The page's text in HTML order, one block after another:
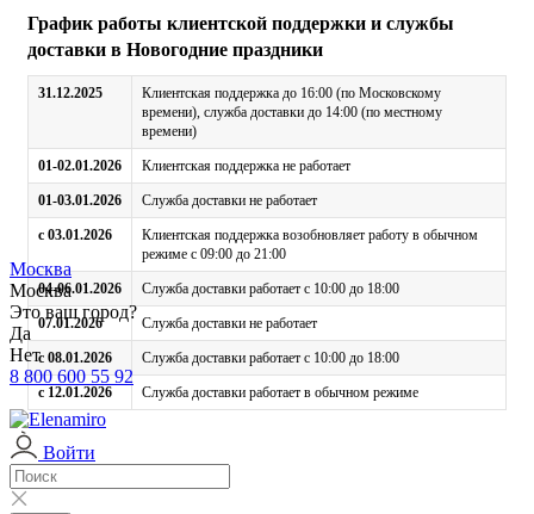
График работы клиентской поддержки и службы
доставки в Новогодние праздники
31.12.2025
Клиентская поддержка до 16:00 (по Московскому
времени), служба доставки до 14:00 (по местному
времени)
01-02.01.2026 Клиентская поддержка не работает
01-03.01.2026 Служба доставки не работает
с 03.01.2026
Клиентская поддержка возобновляет работу в обычном
режиме с 09:00 до 21:00
04-06.01.2026 Служба доставки работает с 10:00 до 18:00
07.01.2026 Служба доставки не работает
с 08.01.2026 Служба доставки работает с 10:00 до 18:00
с 12.01.2026 Служба доставки работает в обычном режиме
Москва
Москва
Это ваш город?
Да
Нет
8 800 600 55 92
Войти